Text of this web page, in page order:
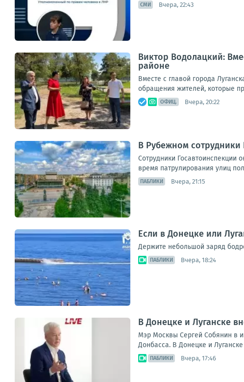
СМИ Вчера, 22:43
Виктор Водолацкий:
районе
Вместе с главой города
обращения жителей, которые
ОФИЦ. Вчера, 20:22
В Рубежном сотрудники
Сотрудники Госавтоинспекции
время патрулирования улиц
ПАБЛИКИ Вчера, 21:15
Если в Донецке или
Держите небольшой заряд
ПАБЛИКИ Вчера, 18:24
В Донецке и Луганске
Мэр Москвы Сергей Собянин в
Донбасса. В Донецке и
ПАБЛИКИ Вчера, 17:46